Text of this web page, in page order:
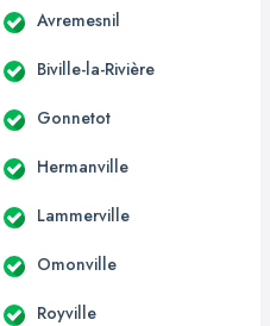
Avremesnil
Biville-la-Rivière
Gonnetot
Hermanville
Lammerville
Omonville
Royville